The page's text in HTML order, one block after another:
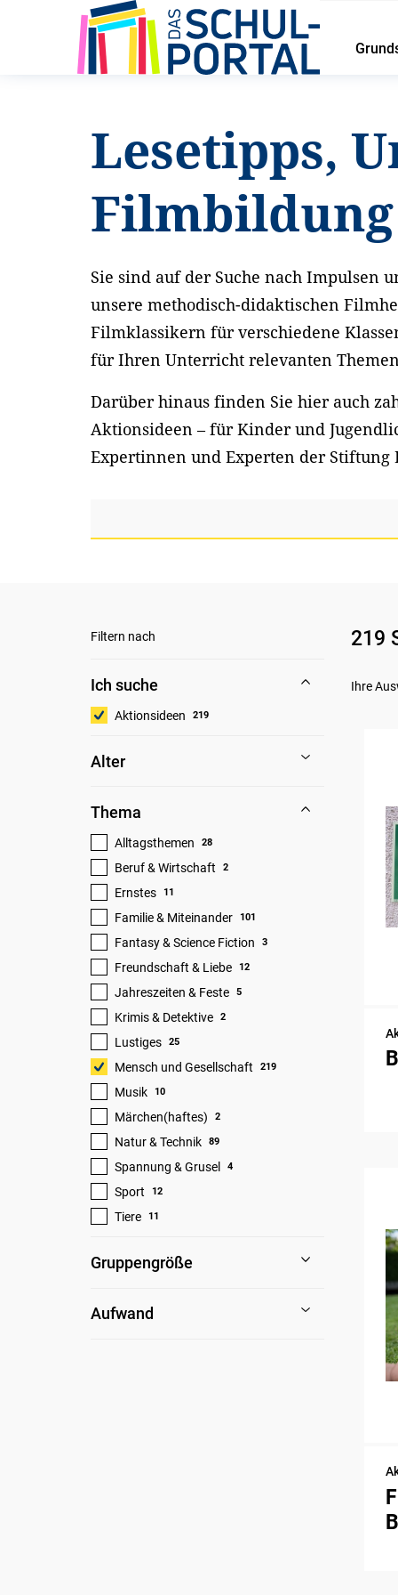
Startseite Service Lesetipps und Unterrichtsideen
Lesetipps,
Sie sind auf der Suche nach Impulsen
unsere methodisch-didaktischen
Filmklassikern für verschiedene
für Ihren Unterricht relevanten
Darüber hinaus finden Sie hier auch
Aktionsideen – für Kinder und
Expertinnen und Experten der Stiftung
Filtern nach
Ich suche
Aktionsideen 219
Alter
Thema
Alltagsthemen 28
Beruf & Wirtschaft 2
Ernstes 11
Familie & Miteinander 101
Fantasy & Science Fiction 3
Freundschaft & Liebe 12
Jahreszeiten & Feste 5
Krimis & Detektive 2
Lustiges 25
Mensch und Gesellschaft 219
Musik 10
Märchen(haftes) 2
Natur & Technik 89
Spannung & Grusel 4
Sport 12
Tiere 11
Gruppengröße
Aufwand
219
Ihre